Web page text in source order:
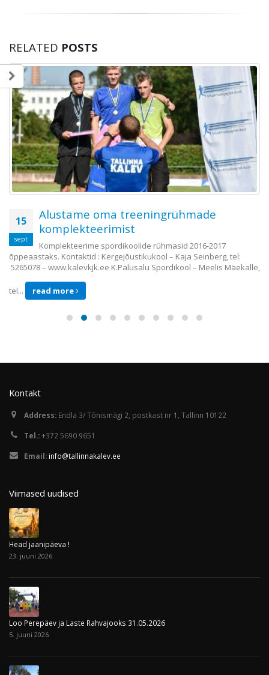
RELATED POSTS
15
sept
Alustame oma treeningrühmade
komplekteerimist
Komplekteerime spordikoolide rühmasid 2016-2017
õppeaastaks. Kontaktid : Kergejõustikukool – Kaja Seinberg, tel:
5265078 – www.kalevkjk.ee K.Palusalu Spordikool – Meelis Mäekalle,
tel... read more
Kontakt
Address: Endla 3/ Tõnismägi 2, postkast nr 1, Tallinn 10122
Tel.:+372 5690 9651
Email: info@tallinnakalev.ee
Viimased uudised
Head jaanipäeva !
23. juuni 2026
Loo Perepäev ja Laste Rahvajooks 31.05.2026
5. juuni 2026